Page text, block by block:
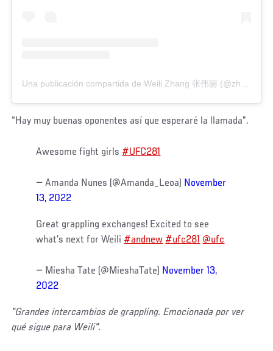
“Hay muy buenas oponentes así que esperaré la llamada”.
Awesome fight girls #UFC281
— Amanda Nunes (@Amanda_Leoa) November
13, 2022
Great grappling exchanges! Excited to see
what’s next for Weili #andnew #ufc281 @ufc
— Miesha Tate (@MieshaTate) November 13,
2022
"Grandes intercambios de grappling. Emocionada por ver
qué sigue para Weili".